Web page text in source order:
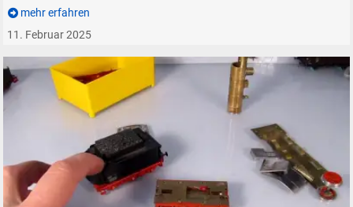
mehr erfahren
11. Februar 2025